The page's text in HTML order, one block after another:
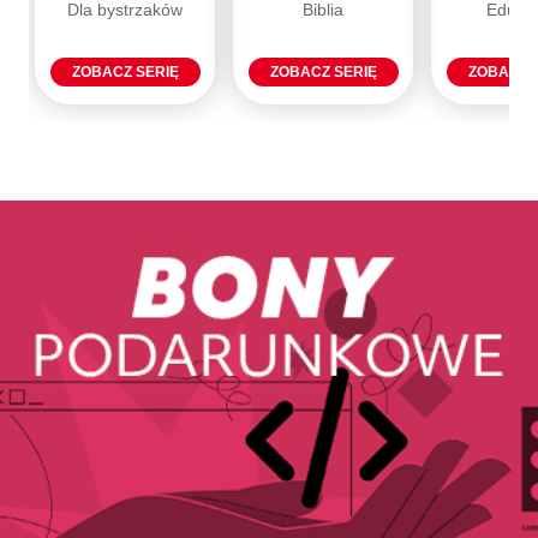
Dla bystrzaków
ZOBACZ SERIĘ
Biblia
ZOBACZ SERIĘ ZOBACZ